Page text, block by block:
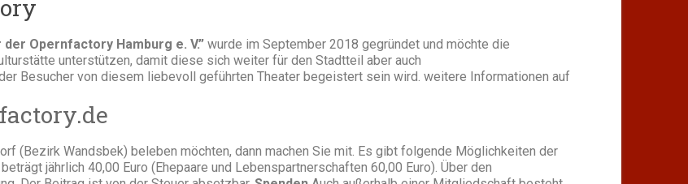
Opernfactory Hamburg e. V.” wurde im September 2018 gegründet und möchte die
unterstützen, damit diese sich weiter für den Stadtteil aber auch
Besucher von diesem liebevoll geführten Theater begeistert sein wird. weitere Informationen auf
(Bezirk Wandsbek) beleben möchten, dann machen Sie mit. Es gibt folgende Möglichkeiten der
jährlich 40,00 Euro (Ehepaare und Lebenspartnerschaften 60,00 Euro). Über den